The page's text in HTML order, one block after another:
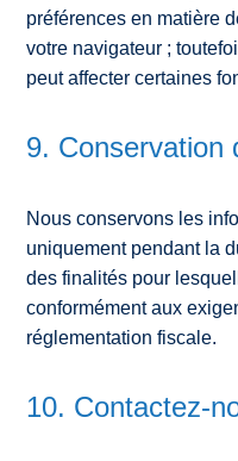
préférences en matière
votre navigateur ;
peut affecter certaines
9. Conservation
Nous conservons les
uniquement pendant la
des finalités pour
conformément aux
réglementation fiscale.
10. Contactez-